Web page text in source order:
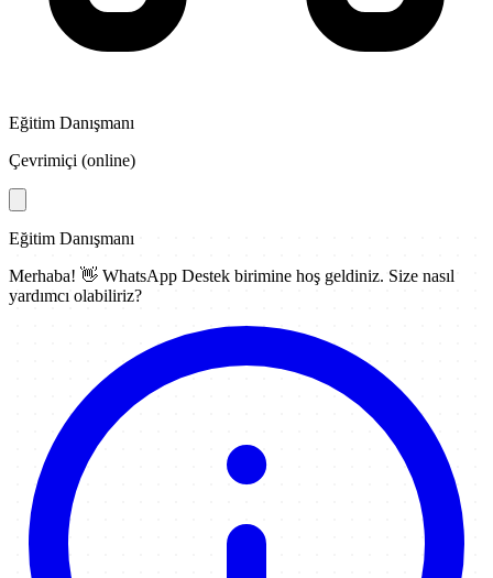
Eğitim Danışmanı
Çevrimiçi (online)
Eğitim Danışmanı
Merhaba! 👋 WhatsApp Destek birimine hoş geldiniz. Size nasıl
yardımcı olabiliriz?